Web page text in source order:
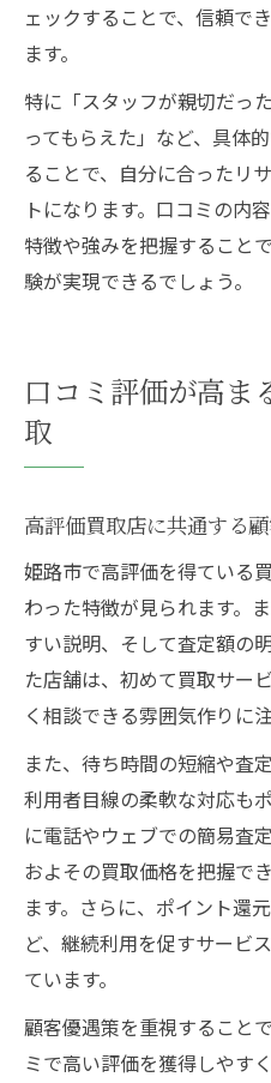
ェックすることで、信頼で
ます。
特に「スタッフが親切だっ
ってもらえた」など、具体
ることで、自分に合ったリ
トになります。口コミの内
特徴や強みを把握すること
験が実現できるでしょう。
口コミ評価が高ま
取
高評価買取店に共通する
姫路市で高評価を得ている
わった特徴が見られます。
すい説明、そして査定額の
た店舗は、初めて買取サー
く相談できる雰囲気作りに
また、待ち時間の短縮や査
利用者目線の柔軟な対応も
に電話やウェブでの簡易査
およその買取価格を把握で
ます。さらに、ポイント還
ど、継続利用を促すサービ
ています。
顧客優遇策を重視すること
ミで高い評価を獲得しやす